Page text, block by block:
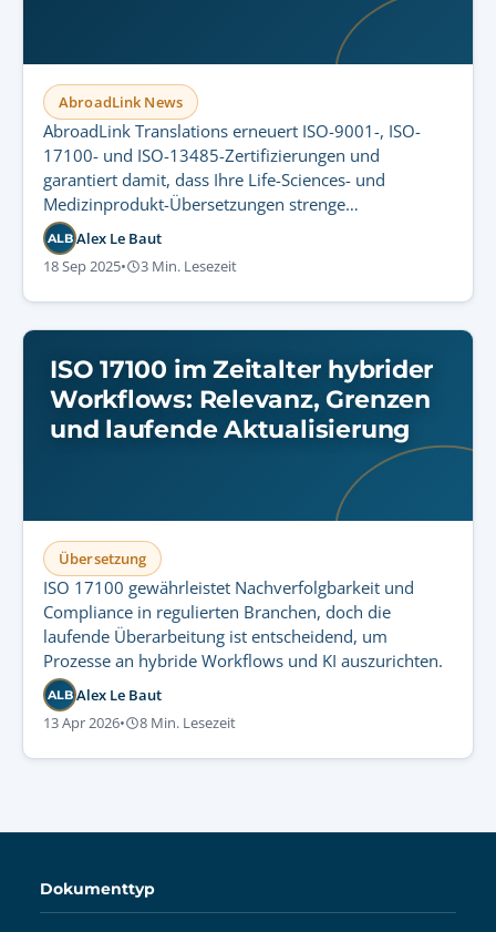
AbroadLink News
AbroadLink Translations erneuert ISO-9001-, ISO-
17100- und ISO-13485-Zertifizierungen und
garantiert damit, dass Ihre Life-Sciences- und
Medizinprodukt-Übersetzungen strenge
internationale Standards für regulatorische
Compliance und Patientensicherheit erfüllen.
ALB Alex Le Baut
18 Sep 2025• 3 Min. Lesezeit
ISO 17100 im Zeitalter hybrider
Workflows: Relevanz, Grenzen
und laufende Aktualisierung
Übersetzung
ISO 17100 gewährleistet Nachverfolgbarkeit und
Compliance in regulierten Branchen, doch die
laufende Überarbeitung ist entscheidend, um
Prozesse an hybride Workflows und KI auszurichten.
ALB Alex Le Baut
13 Apr 2026• 8 Min. Lesezeit
Dokumenttyp